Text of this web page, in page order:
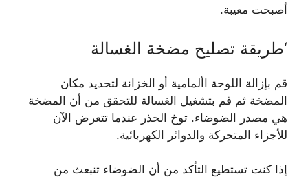
أصبحت معيبة.
‘طريقة تصليح مضخة الغسالة
قم بإزالة اللوحة األمامية أو الخزانة لتحديد مكان
المضخة ثم قم بتشغيل الغسالة للتحقق من أن المضخة
هي مصدر الضوضاء. توخ الحذر عندما تتعرض الآن
للأجزاء المتحركة والدوائر الكهربائية.
إذا كنت تستطيع التأكد من أن الضوضاء تنبعث من